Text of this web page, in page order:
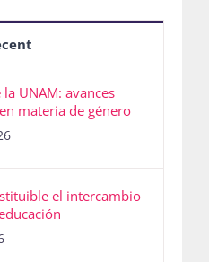
UNAM: avances
materia de género
el intercambio